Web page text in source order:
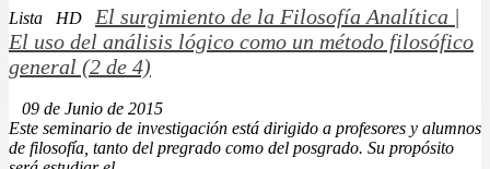
Lista HD
El surgimiento de la Filosofía Analítica |
El uso del análisis lógico como un método filosófico
general (2 de 4)
09 de Junio de 2015
Este seminario de investigación está dirigido a profesores y alumnos
de filosofía, tanto del pregrado como del posgrado. Su propósito